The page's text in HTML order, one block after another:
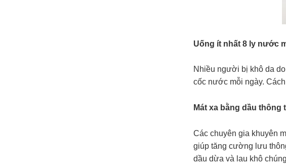
Uống ít nhất 8 ly nước
Nhiều người bị khô da
cốc nước mỗi ngày.
Mát xa bằng dầu thông
Các chuyên gia khuyên
giúp tăng cường lưu
dầu dừa và lau khô